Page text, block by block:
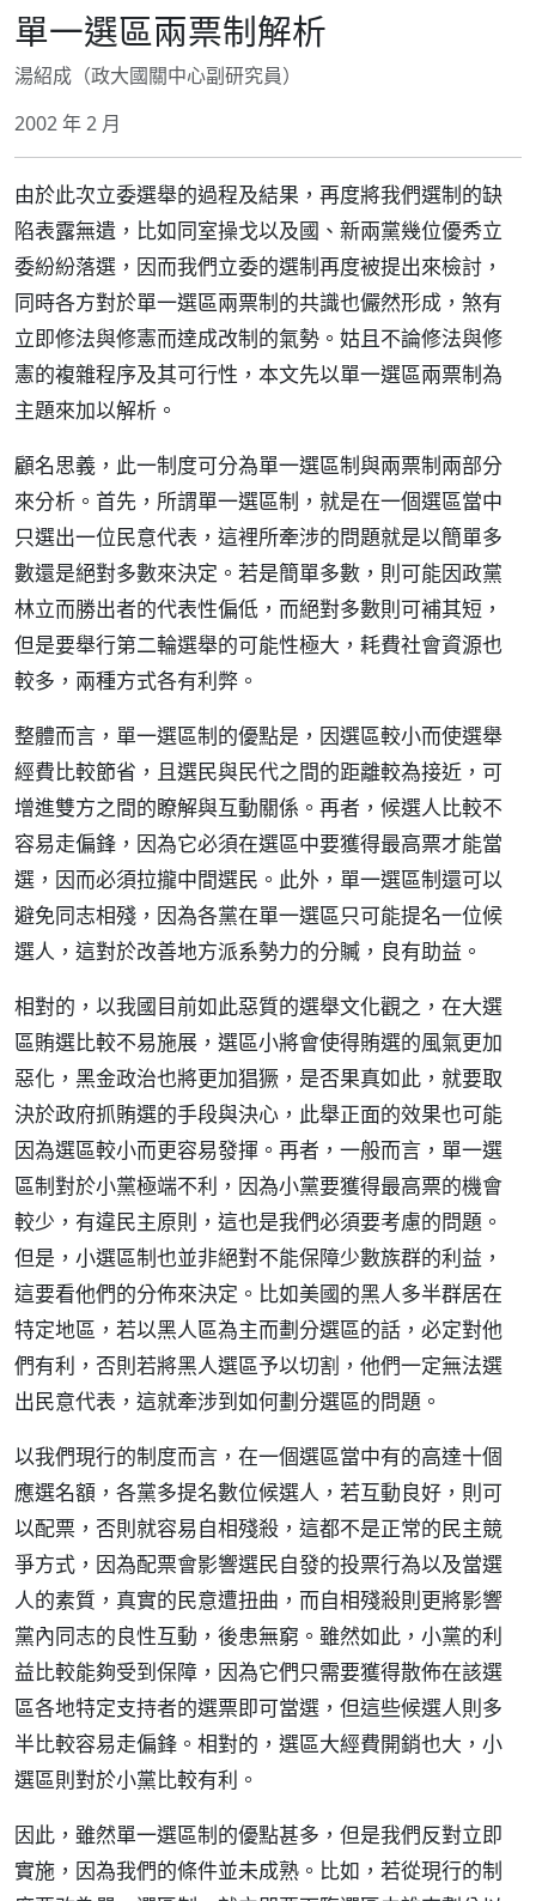
單一選區兩票制解析
湯紹成（政大國關中心副研究員）
2002 年 2 月
由於此次立委選舉的過程及結果，再度將我們選制的缺
陷表露無遺，比如同室操戈以及國、新兩黨幾位優秀立
委紛紛落選，因而我們立委的選制再度被提出來檢討，
同時各方對於單一選區兩票制的共識也儼然形成，煞有
立即修法與修憲而達成改制的氣勢。姑且不論修法與修
憲的複雜程序及其可行性，本文先以單一選區兩票制為
主題來加以解析。
顧名思義，此一制度可分為單一選區制與兩票制兩部分
來分析。首先，所謂單一選區制，就是在一個選區當中
只選出一位民意代表，這裡所牽涉的問題就是以簡單多
數還是絕對多數來決定。若是簡單多數，則可能因政黨
林立而勝出者的代表性偏低，而絕對多數則可補其短，
但是要舉行第二輪選舉的可能性極大，耗費社會資源也
較多，兩種方式各有利弊。
整體而言，單一選區制的優點是，因選區較小而使選舉
經費比較節省，且選民與民代之間的距離較為接近，可
增進雙方之間的瞭解與互動關係。再者，候選人比較不
容易走偏鋒，因為它必須在選區中要獲得最高票才能當
選，因而必須拉攏中間選民。此外，單一選區制還可以
避免同志相殘，因為各黨在單一選區只可能提名一位候
選人，這對於改善地方派系勢力的分贓，良有助益。
相對的，以我國目前如此惡質的選舉文化觀之，在大選
區賄選比較不易施展，選區小將會使得賄選的風氣更加
惡化，黑金政治也將更加猖獗，是否果真如此，就要取
決於政府抓賄選的手段與決心，此舉正面的效果也可能
因為選區較小而更容易發揮。再者，一般而言，單一選
區制對於小黨極端不利，因為小黨要獲得最高票的機會
較少，有違民主原則，這也是我們必須要考慮的問題。
但是，小選區制也並非絕對不能保障少數族群的利益，
這要看他們的分佈來決定。比如美國的黑人多半群居在
特定地區，若以黑人區為主而劃分選區的話，必定對他
們有利，否則若將黑人選區予以切割，他們一定無法選
出民意代表，這就牽涉到如何劃分選區的問題。
以我們現行的制度而言，在一個選區當中有的高達十個
應選名額，各黨多提名數位候選人，若互動良好，則可
以配票，否則就容易自相殘殺，這都不是正常的民主競
爭方式，因為配票會影響選民自發的投票行為以及當選
人的素質，真實的民意遭扭曲，而自相殘殺則更將影響
黨內同志的良性互動，後患無窮。雖然如此，小黨的利
益比較能夠受到保障，因為它們只需要獲得散佈在該選
區各地特定支持者的選票即可當選，但這些候選人則多
半比較容易走偏鋒。相對的，選區大經費開銷也大，小
選區則對於小黨比較有利。
因此，雖然單一選區制的優點甚多，但是我們反對立即
實施，因為我們的條件並未成熟。比如，若從現行的制